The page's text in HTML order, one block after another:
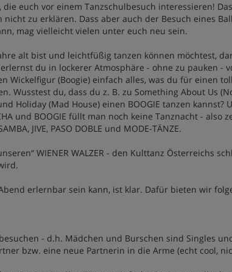
euch vor einem Tanzschulbesuch interessieren!
zu erklären. Dass aber auch der Besuch eines
mag vielleicht vielen unter euch neu sein.
alt bist und leichtfüßig tanzen können möchtest,
du in lockerer Atmosphäre - ohne zu pauken -
Wickelfigur (Boogie) einfach alles, was du für einen
Wusstest du, dass du z. B. zu Something About Us
Holiday (Mad House) einen BOOGIE tanzen
und BOOGIE füllt man noch keine Tanznacht - also
JIVE, PASO DOBLE und MODE-TÄNZE.
WIENER WALZER - den Kulttanz Österreichs
erlernbar sein kann, ist klar. Dafür bieten wir
- d.h. Mädchen und Burschen sind Singles
bzw. eine neue Partnerin in die Arme (echt cool,